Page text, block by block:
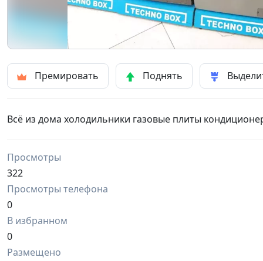
Премировать Поднять
Всё из дома холодильники газовые плиты
Просмотры
322
Просмотры телефона
0
В избранном
0
Размещено